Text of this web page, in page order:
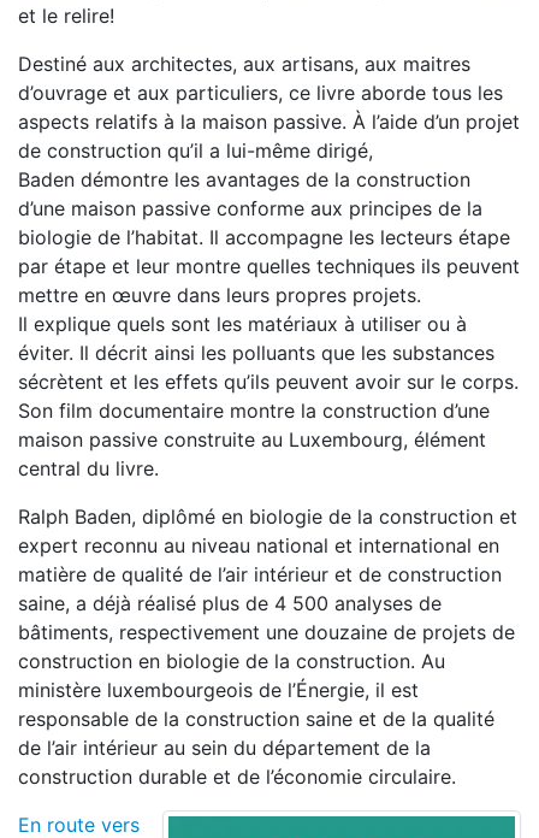
et le relire!
Destiné aux architectes, aux artisans, aux maitres
d’ouvrage et aux particuliers, ce livre aborde tous les
aspects relatifs à la maison passive. À l’aide d’un projet
de construction qu’il a lui-même dirigé,
Baden démontre les avantages de la construction
d’une maison passive conforme aux principes de la
biologie de l’habitat. Il accompagne les lecteurs étape
par étape et leur montre quelles techniques ils peuvent
mettre en œuvre dans leurs propres projets.
Il explique quels sont les matériaux à utiliser ou à
éviter. Il décrit ainsi les polluants que les substances
sécrètent et les effets qu’ils peuvent avoir sur le corps.
Son film documentaire montre la construction d’une
maison passive construite au Luxembourg, élément
central du livre.
Ralph Baden, diplômé en biologie de la construction et
expert reconnu au niveau national et international en
matière de qualité de l’air intérieur et de construction
saine, a déjà réalisé plus de 4 500 analyses de
bâtiments, respectivement une douzaine de projets de
construction en biologie de la construction. Au
ministère luxembourgeois de l’Énergie, il est
responsable de la construction saine et de la qualité
de l’air intérieur au sein du département de la
construction durable et de l’économie circulaire.
En route vers